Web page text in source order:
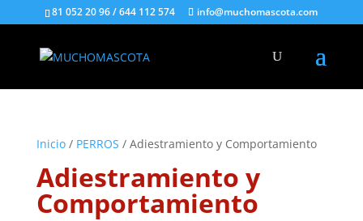
81 052 20 96 / 644 112 574 info@muchomascota.com
Inicio/ PERROS / Adiestramiento y Comportamiento
Adiestramiento y
Comportamiento